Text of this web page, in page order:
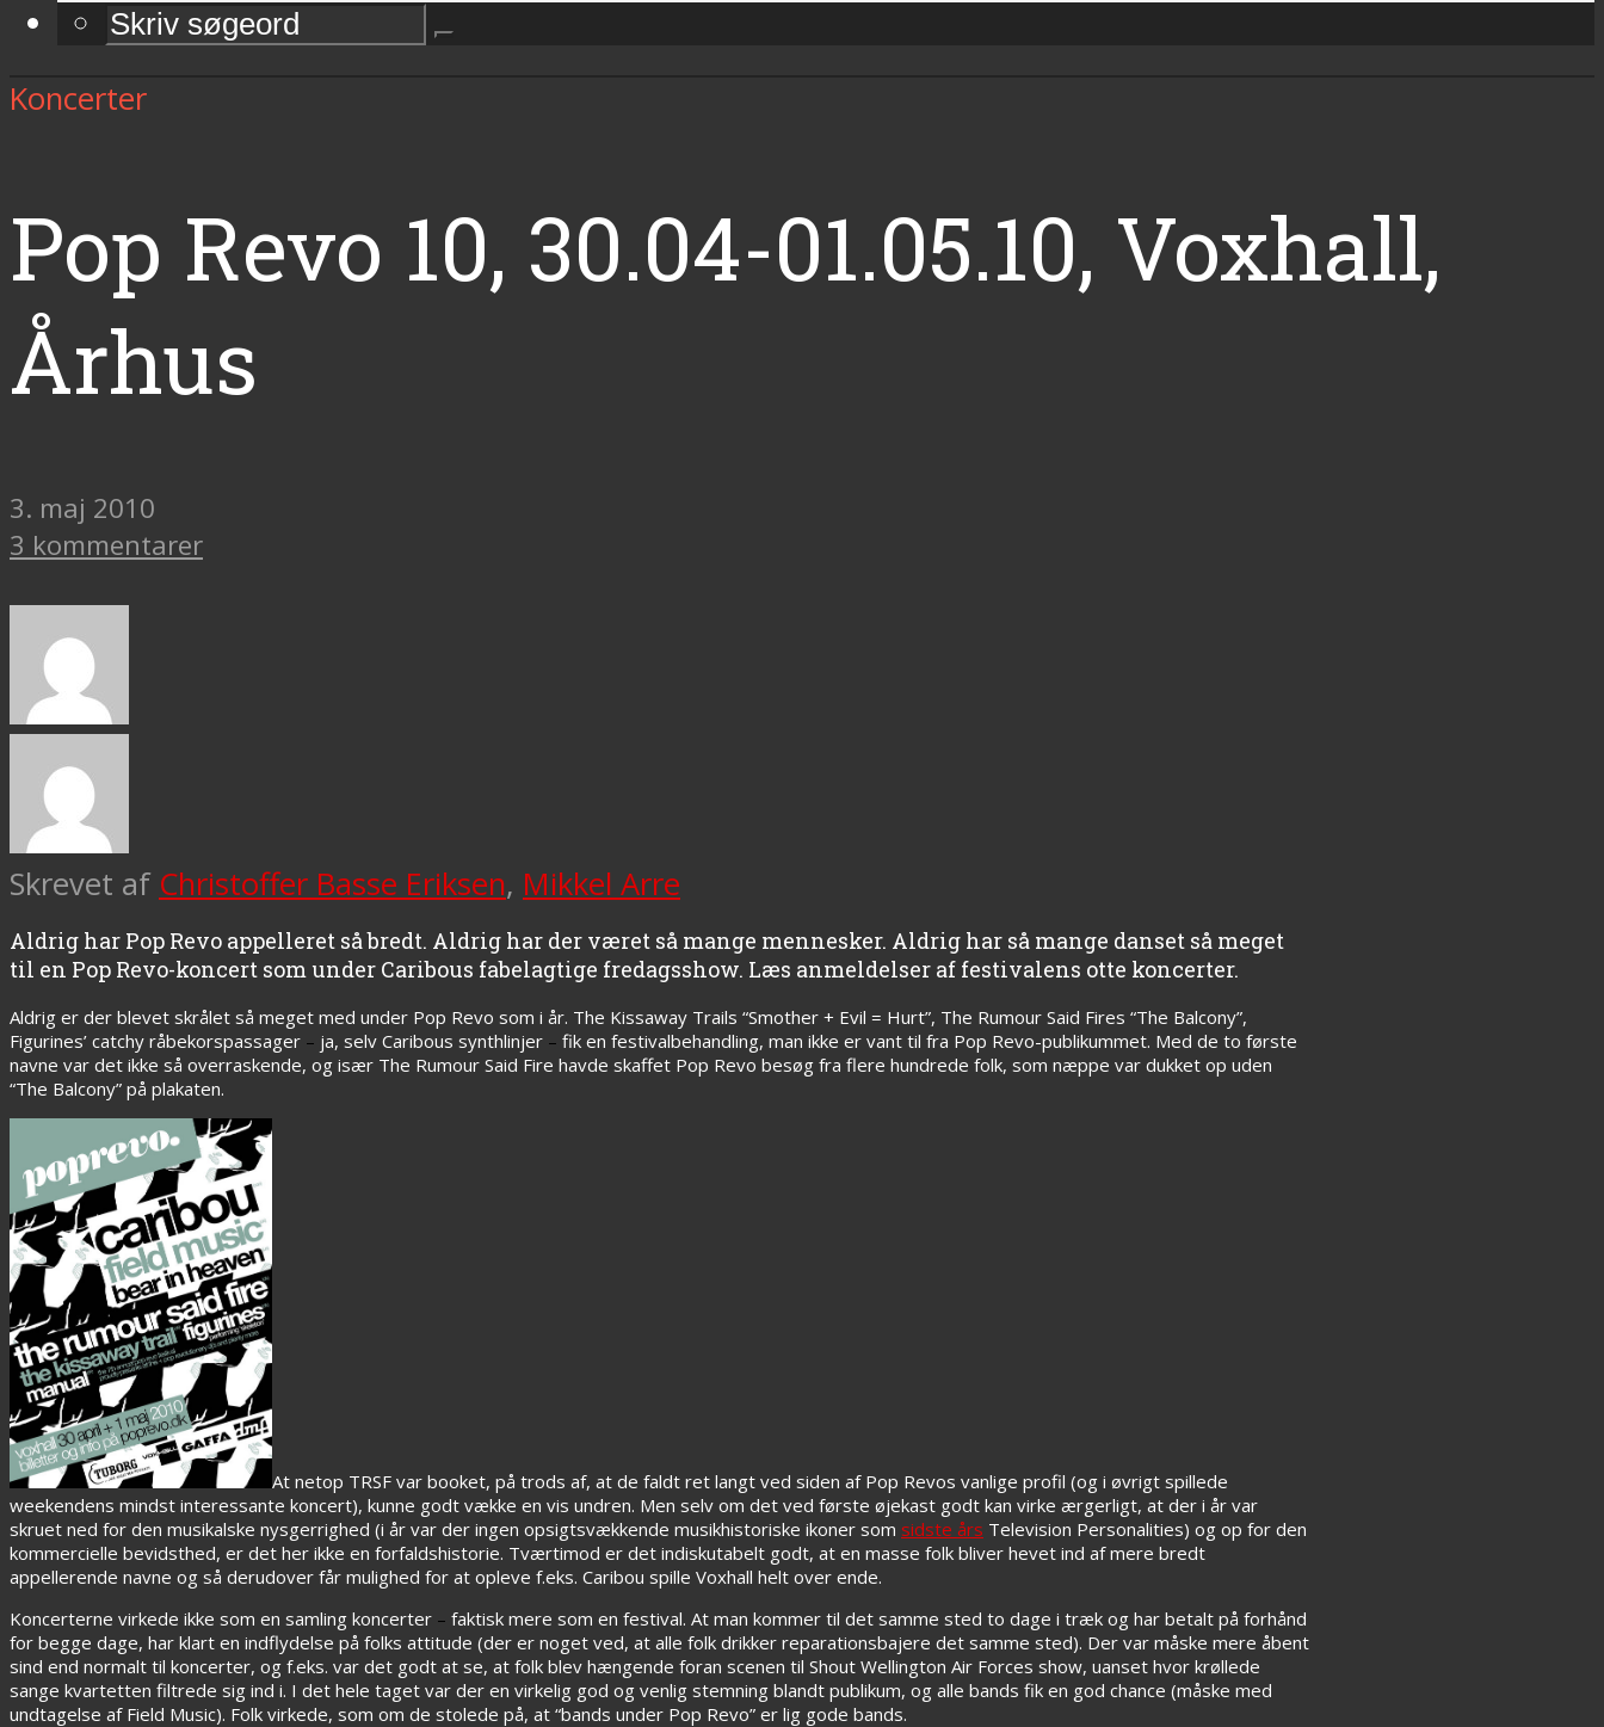
Koncerter
Pop Revo 10, 30.04-01.05.10, Voxhall,
Århus
3. maj 2010
3 kommentarer
Skrevet af Christoffer Basse Eriksen, Mikkel Arre
Aldrig har Pop Revo appelleret så bredt. Aldrig har der været så mange mennesker. Aldrig har så mange danset så meget
til en Pop Revo-koncert som under Caribous fabelagtige fredagsshow. Læs anmeldelser af festivalens otte koncerter.
Aldrig er der blevet skrålet så meget med under Pop Revo som i år. The Kissaway Trails “Smother + Evil = Hurt”, The Rumour Said Fires “The Balcony”,
Figurines’ catchy råbekorspassager – ja, selv Caribous synthlinjer – fik en festivalbehandling, man ikke er vant til fra Pop Revo-publikummet. Med de to første
navne var det ikke så overraskende, og især The Rumour Said Fire havde skaffet Pop Revo besøg fra flere hundrede folk, som næppe var dukket op uden
“The Balcony” på plakaten.
At netop TRSF var booket, på trods af, at de faldt ret langt ved siden af Pop Revos vanlige profil (og i øvrigt spillede
weekendens mindst interessante koncert), kunne godt vække en vis undren. Men selv om det ved første øjekast godt kan virke ærgerligt, at der i år var
skruet ned for den musikalske nysgerrighed (i år var der ingen opsigtsvækkende musikhistoriske ikoner som sidste års Television Personalities) og op for den
kommercielle bevidsthed, er det her ikke en forfaldshistorie. Tværtimod er det indiskutabelt godt, at en masse folk bliver hevet ind af mere bredt
appellerende navne og så derudover får mulighed for at opleve f.eks. Caribou spille Voxhall helt over ende.
Koncerterne virkede ikke som en samling koncerter – faktisk mere som en festival. At man kommer til det samme sted to dage i træk og har betalt på forhånd
for begge dage, har klart en indflydelse på folks attitude (der er noget ved, at alle folk drikker reparationsbajere det samme sted). Der var måske mere åbent
sind end normalt til koncerter, og f.eks. var det godt at se, at folk blev hængende foran scenen til Shout Wellington Air Forces show, uanset hvor krøllede
sange kvartetten filtrede sig ind i. I det hele taget var der en virkelig god og venlig stemning blandt publikum, og alle bands fik en god chance (måske med
undtagelse af Field Music). Folk virkede, som om de stolede på, at “bands under Pop Revo” er lig gode bands.